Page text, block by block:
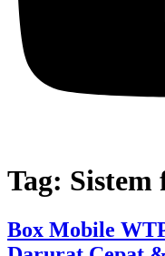
Tag:
Box Mobile